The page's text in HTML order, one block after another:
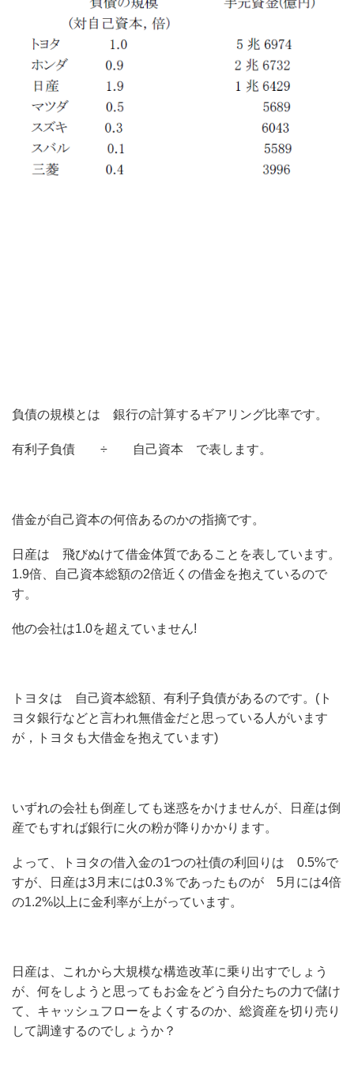
負債の規模とは 銀行の計算するギアリング比率です。
有利子負債 ÷ 自己資本 で表します。
借金が自己資本の何倍あるのかの指摘です。
日産は 飛びぬけて借金体質であることを表しています。
1.9倍、自己資本総額の2倍近くの借金を抱えているので
す。
他の会社は1.0を超えていません!
トヨタは 自己資本総額、有利子負債があるのです。(ト
ヨタ銀行などと言われ無借金だと思っている人がいます
が，トヨタも大借金を抱えています)
いずれの会社も倒産しても迷惑をかけませんが、日産は倒
産でもすれば銀行に火の粉が降りかかります。
よって、トヨタの借入金の1つの社債の利回りは 0.5%で
すが、日産は3月末には0.3％であったものが 5月には4倍
の1.2%以上に金利率が上がっています。
日産は、これから大規模な構造改革に乗り出すでしょう
が、何をしようと思ってもお金をどう自分たちの力で儲け
て、キャッシュフローをよくするのか、総資産を切り売り
して調達するのでしょうか？